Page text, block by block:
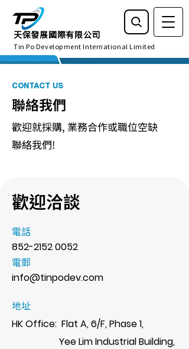
天保發展國際有限公司
Tin Po Development International Limited
CONTACT US
聯絡我們
歡迎就採購, 業務合作或職位空缺
聯絡我們!
歡迎洽談
電話
852-2152 0052
電郵
info@tinpodev.com
地址
HK Office: Flat A, 6/F, Phase 1,
Yee Lim Industrial Building,